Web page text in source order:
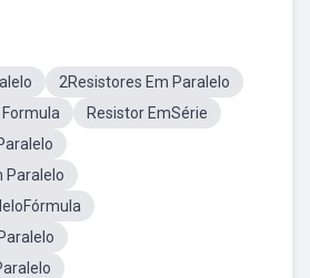
2Resistores Em Paralelo
Resistor EmSérie
Paralelo